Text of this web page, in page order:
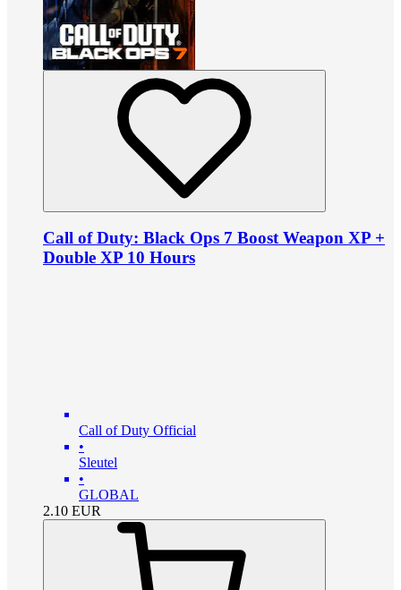
Call of Duty: Black Ops 7 Boost Weapon XP +
Double XP 10 Hours
Call of Duty Official
•
Sleutel
•
GLOBAL
2.10 EUR